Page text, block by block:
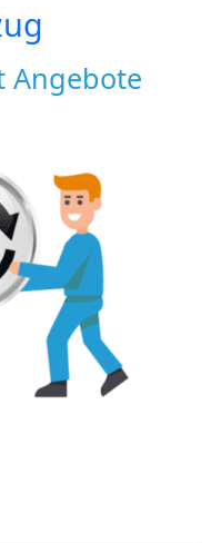
Angebote